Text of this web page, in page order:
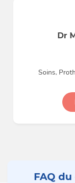
Dr
Soins,
FAQ